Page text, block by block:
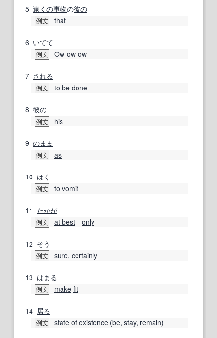
5 遠くの事物の彼の
例文 that
6 いてて
例文 Ow-ow-ow
7 される
例文 to be done
8 彼の
例文 his
9 のまま
例文 as
10 はく
例文 to vomit
11 たかが
例文 at best―only
12 そう
例文 sure, certainly
13 はまる
例文 make fit
14 居る
例文 state of existence (be, stay, remain)